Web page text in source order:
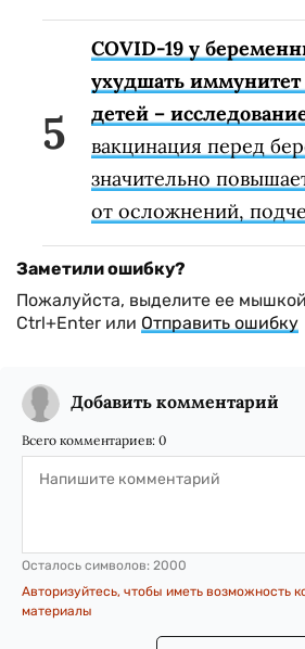
COVID-19 у
ухудшать
детей –
вакцинация перед
значительно
от осложнений,
Заметили ошибку?
Пожалуйста, выделите ее
Ctrl+Enter или Отправить ошибку
Добавить комментарий
Всего комментариев: 0
Осталось символов: 2000
Авторизуйтесь, чтобы иметь возможность
материалы